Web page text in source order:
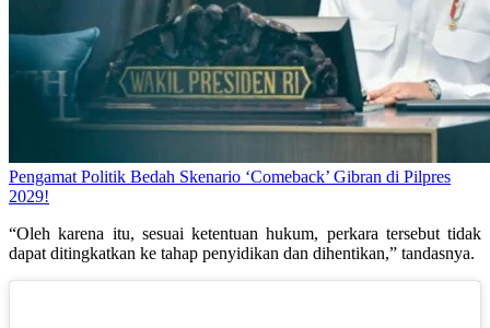
Pengamat Politik Bedah Skenario ‘Comeback’ Gibran di Pilpres
2029!
“Oleh karena itu, sesuai ketentuan hukum, perkara tersebut tidak
dapat ditingkatkan ke tahap penyidikan dan dihentikan,” tandasnya.